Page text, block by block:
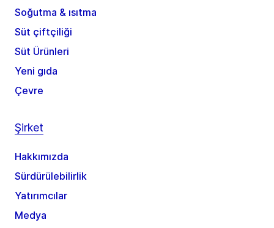
Soğutma & ısıtma
Süt çiftçiliği
Süt Ürünleri
Yeni gıda
Çevre
Şirket
Hakkımızda
Sürdürülebilirlik
Yatırımcılar
Medya